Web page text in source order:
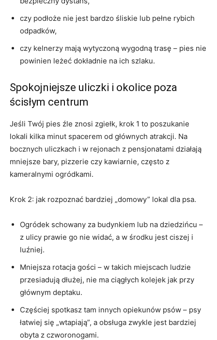
czy podłoże nie jest bardzo śliskie lub pełne rybich
odpadków,
czy kelnerzy mają wytyczoną wygodną trasę – pies nie
powinien leżeć dokładnie na ich szlaku.
Spokojniejsze uliczki i okolice poza
ścisłym centrum
Jeśli Twój pies źle znosi zgiełk, krok 1 to poszukanie
lokali kilka minut spacerem od głównych atrakcji. Na
bocznych uliczkach i w rejonach z pensjonatami działają
mniejsze bary, pizzerie czy kawiarnie, często z
kameralnymi ogródkami.
Krok 2: jak rozpoznać bardziej „domowy” lokal dla psa.
Ogródek schowany za budynkiem lub na dziedzińcu –
z ulicy prawie go nie widać, a w środku jest ciszej i
luźniej.
Mniejsza rotacja gości – w takich miejscach ludzie
przesiadują dłużej, nie ma ciągłych kolejek jak przy
głównym deptaku.
Częściej spotkasz tam innych opiekunów psów – psy
łatwiej się „wtapiają”, a obsługa zwykle jest bardziej
obyta z czworonogami.